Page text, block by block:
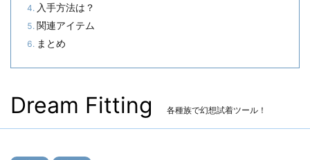
入手方法は？
関連アイテム
まとめ
Dream Fitting 各種族で幻想試着ツール！